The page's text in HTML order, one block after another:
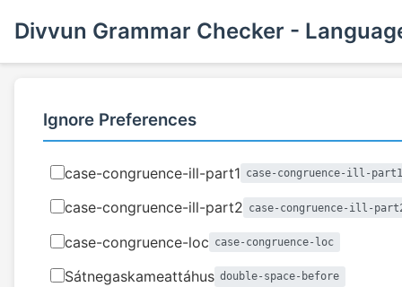
Divvun Grammar Checker -
Ignore Preferences
case-congruence-ill-part1 case-congruence-ill-
case-congruence-ill-part2 case-congruence-ill-
case-congruence-loc case-congruence-loc
Sátnegaskameattáhus double-space-before